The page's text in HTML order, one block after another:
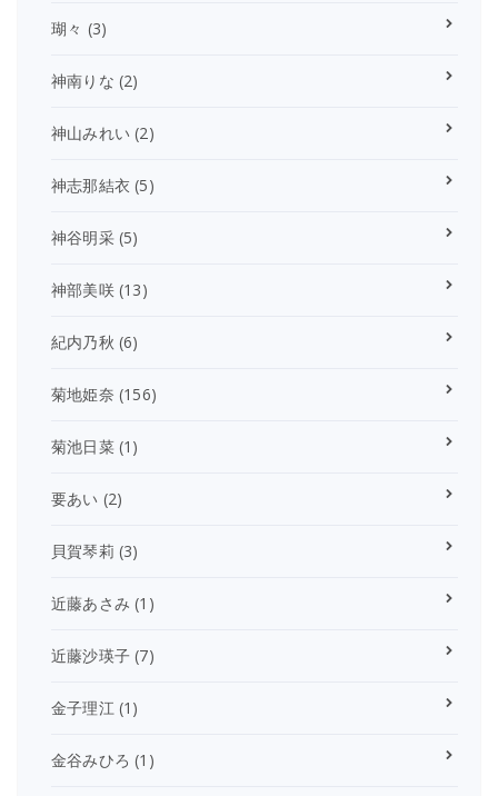
瑚々 (3)
神南りな (2)
神山みれい (2)
神志那結衣 (5)
神谷明采(5)
神部美咲(13)
紀内乃秋 (6)
菊地姫奈 (156)
菊池日菜(1)
要あい (2)
貝賀琴莉 (3)
近藤あさみ (1)
近藤沙瑛子 (7)
金子理江 (1)
金谷みひろ (1)